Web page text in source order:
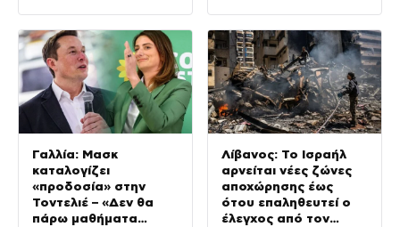
Γαλλία: Μασκ
καταλογίζει
«προδοσία» στην
Τοντελιέ – «Δεν θα
πάρω μαθήματα
Λίβανος: Το Ισραήλ
αρνείται νέες ζώνες
αποχώρησης έως
ότου επαληθευτεί ο
έλεγχος από τον